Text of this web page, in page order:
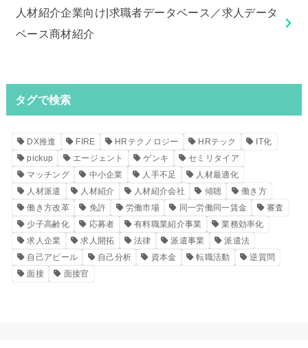
人材紹介企業向け|求職者データベース／求人データ
ベース商材紹介
タグで検索
DX推進 FIRE HRテクノロジー HRテック
IT化
pickup
エージェント ゲンキ
セミリタイア
マッチング
中小企業 人手不足
人材最適化
人材派遣
人材紹介 人材紹介会社 傾聴
働き方
働き方改革
免許 労働市場 同一労働同一賃金
審査
少子高齢化
応募者 有料職業紹介事業
業務効率化
求人企業
求人開拓 法律 派遣事業
派遣法
自己アピール
自己分析 資本金 転職活動
逆質問
面接
面接官